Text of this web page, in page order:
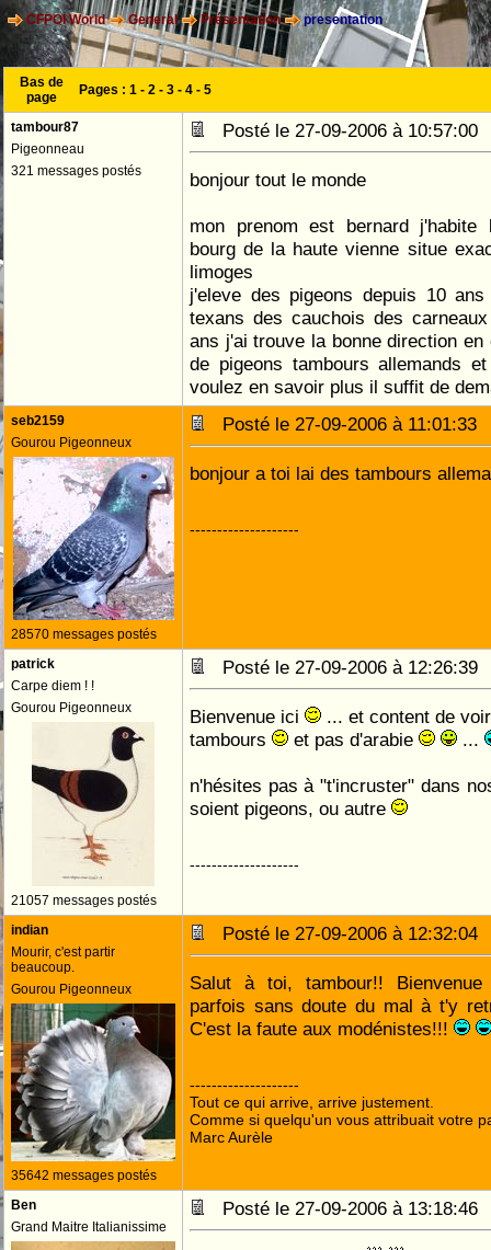
CFPOI World General Présentation presentation
Bas de
page
Pages : 1 - 2 - 3 - 4 - 5
tambour87
Pigeonneau
321 messages postés
Posté le 27-09-2006 à
bonjour tout le monde
mon prenom est bernard j'habite
bourg de la haute vienne situe
limoges
j'eleve des pigeons depuis 10
texans des cauchois des
ans j'ai trouve la bonne direction en
de pigeons tambours allemands
voulez en savoir plus il suffit de
seb2159
Gourou Pigeonneux
28570 messages postés
Posté le 27-09-2006 à
bonjour a toi lai des tambours
--------------------
patrick
Carpe diem ! !
Gourou Pigeonneux
21057 messages postés
Posté le 27-09-2006 à
Bienvenue ici
... et content de
tambours
et pas d'arabie ...
n'hésites pas à "t'incruster" dans
soient pigeons, ou autre
--------------------
indian
Mourir, c'est partir
beaucoup.
Gourou Pigeonneux
35642 messages postés
Posté le 27-09-2006 à
Salut à toi, tambour!!
parfois sans doute du mal à t'y
C'est la faute aux modénistes!!!
--------------------
Tout ce qui arrive, arrive justement.
Comme si quelqu'un vous attribuait votre
Marc Aurèle
Ben
Grand Maitre Italianissime
Posté le 27-09-2006 à